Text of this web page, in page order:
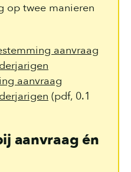
op twee manieren
aanvraag
aanvraag
(pdf, 0.1
aanvraag én